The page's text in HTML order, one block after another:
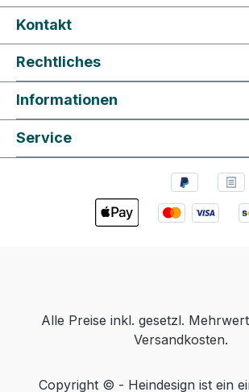
Kontakt
Rechtliches
Informationen
Service
Alle Preise inkl. gesetzl.
Versandkosten.
Copyright © - Heindesign ist ein